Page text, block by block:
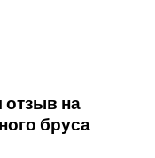
отзыв на
бруса